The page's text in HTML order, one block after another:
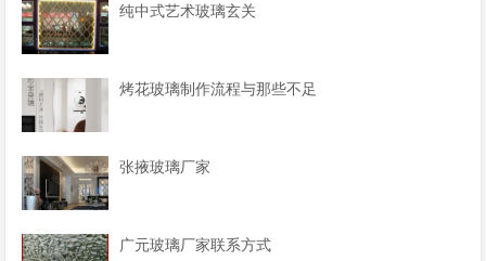
纯中式艺术玻璃玄关
烤花玻璃制作流程与那些不足
张掖玻璃厂家
广元玻璃厂家联系方式